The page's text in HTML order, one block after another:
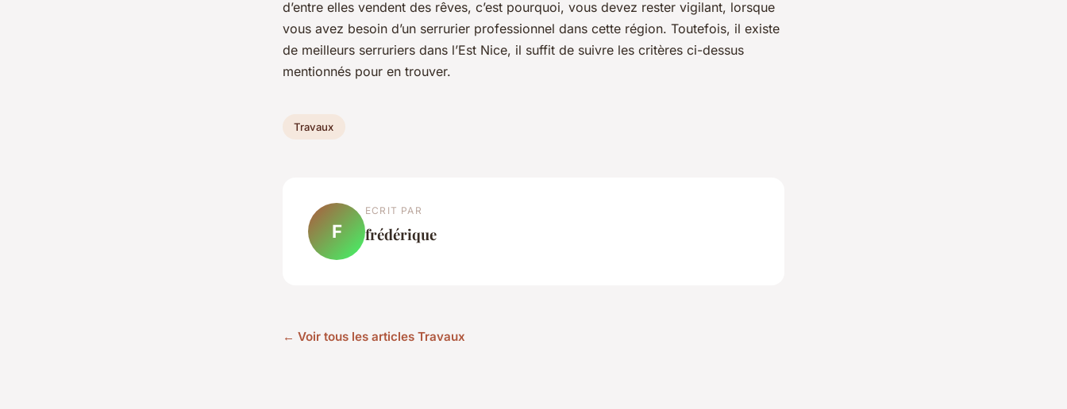
d’entre elles vendent des rêves, c’est pourquoi, vous devez rester vigilant, lorsque
vous avez besoin d’un serrurier professionnel dans cette région. Toutefois, il existe
de meilleurs serruriers dans l’Est Nice, il suffit de suivre les critères ci-dessus
mentionnés pour en trouver.
Travaux
F
ECRIT PAR
frédérique
← Voir tous les articles Travaux